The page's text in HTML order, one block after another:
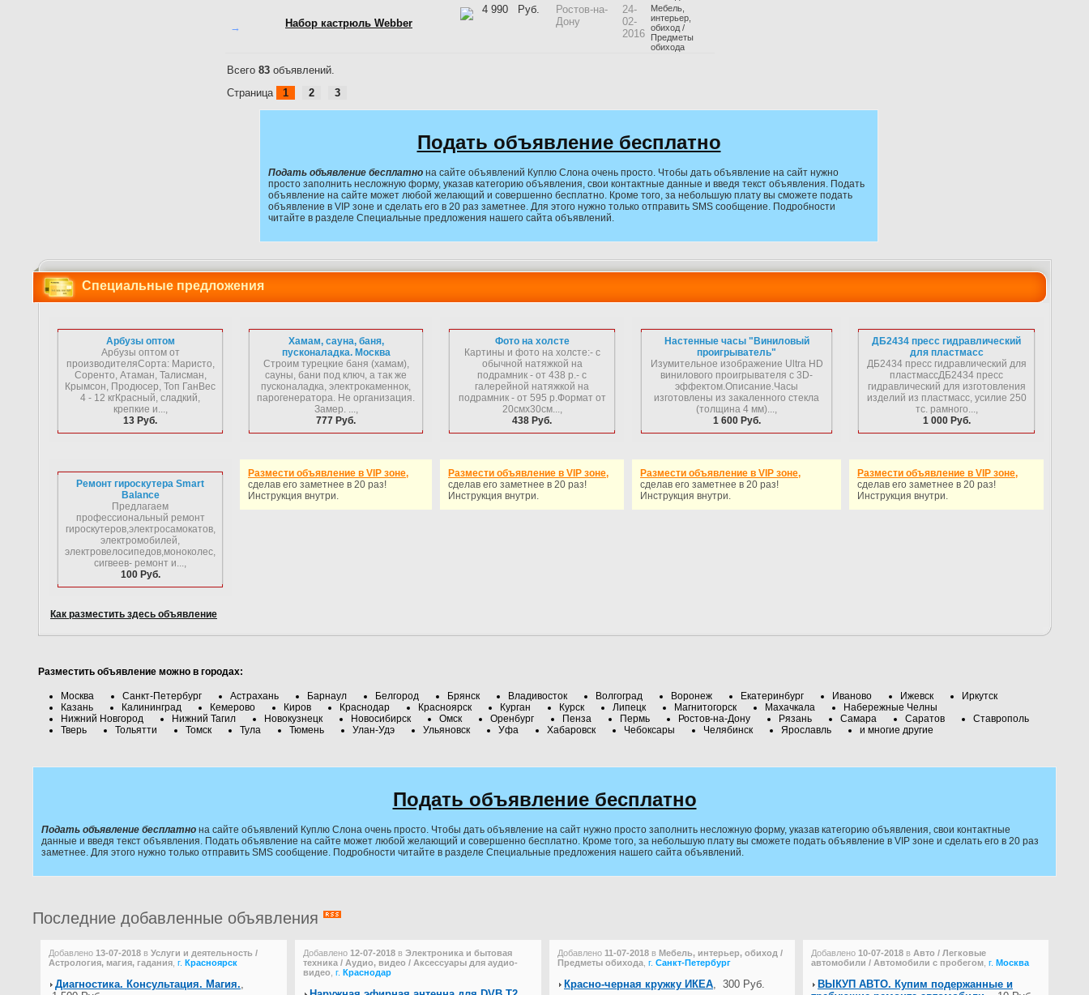
→ Набор кастрюль Webber
Руб.
4 990
Ростов-на-
Дону
24-
02-
2016
Мебель,
интерьер,
обиход /
Предметы
обихода
Всего 83 объявлений.
Страница
1 2 3
Подать объявление бесплатно
Подать объявление бесплатно на сайте объявлений Куплю Слона очень просто. Чтобы дать объявление на сайт нужно
просто заполнить несложную форму, указав категорию объявления, свои контактные данные и введя текст объявления. Подать
объявление на сайте может любой желающий и совершенно бесплатно. Кроме того, за небольшую плату вы сможете подать
объявление в VIP зоне и сделать его в 20 раз заметнее. Для этого нужно только отправить SMS сообщение. Подробности
читайте в разделе Специальные предложения нашего сайта объявлений.
Специальные предложения
Арбузы оптом
Арбузы оптом от
производителяСорта: Маристо,
Соренто, Атаман, Талисман,
Крымсон, Продюсер, Топ ГанВес
4 - 12 кгКрасный, сладкий,
крепкие и...,
13 Руб.
Хамам, сауна, баня,
пусконаладка. Москва
Строим турецкие баня (хамам),
сауны, бани под ключ, а так же
пусконаладка, электрокаменнок,
парогенератора. Не организация.
Замер. ...,
777 Руб.
Фото на холсте
Картины и фото на холсте:- с
обычной натяжкой на
подрамник - от 438 р.- с
галерейной натяжкой на
подрамник - от 595 р.Формат от
20смх30см...,
438 Руб.
Настенные часы "Виниловый
проигрыватель"
Изумительное изображение Ultra HD
винилового проигрывателя с 3D-
эффектом.Описание.Часы
изготовлены из закаленного стекла
(толщина 4 мм)...,
1 600 Руб.
ДБ2434 пресс гидравлический
для пластмасс
ДБ2434 пресс гидравлический для
пластмассДБ2434 пресс
гидравлический для изготовления
изделий из пластмасс, усилие 250
тс. рамного...,
1 000 Руб.
Ремонт гироскутера Smart
Balance
Предлагаем
профессиональный ремонт
гироскутеров,электросамокатов,
электромобилей,
электровелосипедов,моноколес,
сигвеев- ремонт и...,
100 Руб.
Размести объявление в VIP зоне,
сделав его заметнее в 20 раз!
Инструкция внутри.
Размести объявление в VIP зоне,
сделав его заметнее в 20 раз!
Инструкция внутри.
Размести объявление в VIP зоне,
сделав его заметнее в 20 раз!
Инструкция внутри.
Размести объявление в VIP зоне,
сделав его заметнее в 20 раз!
Инструкция внутри.
Как разместить здесь объявление
Разместить объявление можно в городах:
Москва Санкт-Петербург Астрахань Барнаул Белгород Брянск Владивосток Волгоград Воронеж Екатеринбург Иваново Ижевск
Иркутск
Казань
Калининград Кемерово Киров Краснодар Красноярск Курган Курск Липецк Магнитогорск Махачкала
Набережные Челны
Нижний Новгород
Нижний Тагил Новокузнецк Новосибирск Омск Оренбург Пенза Пермь Ростов-на-Дону Рязань Самара Саратов
Ставрополь
Тверь
Тольятти Томск Тула Тюмень Улан-Удэ Ульяновск Уфа Хабаровск Чебоксары Челябинск Ярославль и многие другие
Подать объявление бесплатно
Подать объявление бесплатно на сайте объявлений Куплю Слона очень просто. Чтобы дать объявление на сайт нужно просто заполнить несложную форму, указав категорию объявления, свои контактные
данные и введя текст объявления. Подать объявление на сайте может любой желающий и совершенно бесплатно. Кроме того, за небольшую плату вы сможете подать объявление в VIP зоне и сделать его в 20 раз
заметнее. Для этого нужно только отправить SMS сообщение. Подробности читайте в разделе Специальные предложения нашего сайта объявлений.
Последние добавленные объявления
Добавлено 13-07-2018 в Услуги и деятельность /
Астрология, магия, гадания г. Красноярск
Диагностика. Консультация. Магия.,
Добавлено 12-07-2018 в Электроника и бытовая
техника / Аудио, видео / Аксессуары для аудио-
видео г. Краснодар
Добавлено 11-07-2018 в Мебель, интерьер, обиход /
Предметы обихода г. Санкт-Петербург
Красно-черная кружку ИКЕА, 300 Руб.
Добавлено 10-07-2018 в Авто / Легковые
автомобили / Автомобили с пробегом г. Москва
ВЫКУП АВТО. Купим подержанные и